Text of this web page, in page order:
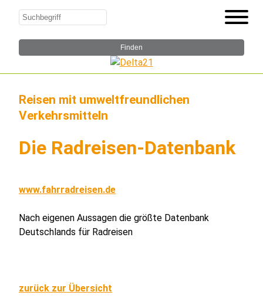
Reisen mit umweltfreundlichen
Verkehrsmitteln
Die Radreisen-Datenbank
www.fahrradreisen.de
Nach eigenen Aussagen die größte Datenbank
Deutschlands für Radreisen
zurück zur Übersicht